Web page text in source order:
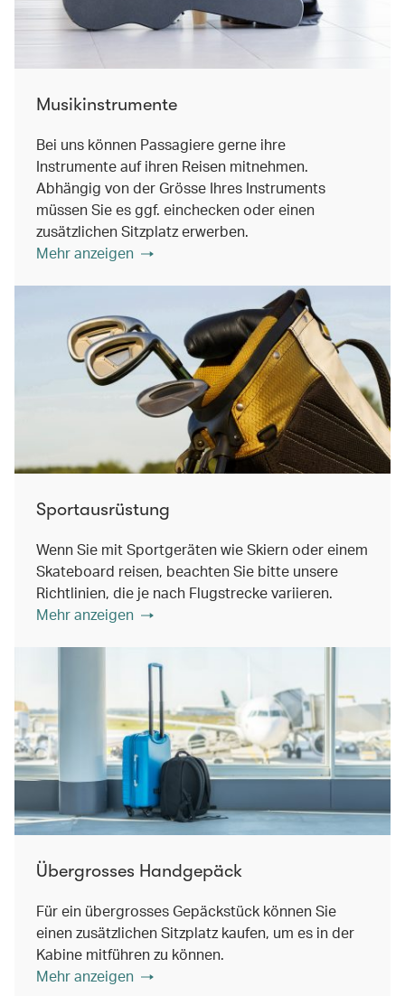
Musikinstrumente
Bei uns können Passagiere gerne ihre
Instrumente auf ihren Reisen mitnehmen.
Abhängig von der Grösse Ihres Instruments
müssen Sie es ggf. einchecken oder einen
zusätzlichen Sitzplatz erwerben.
Mehr anzeigen
Sportausrüstung
Wenn Sie mit Sportgeräten wie Skiern oder einem
Skateboard reisen, beachten Sie bitte unsere
Richtlinien, die je nach Flugstrecke variieren.
Mehr anzeigen
Übergrosses Handgepäck
Für ein übergrosses Gepäckstück können Sie
einen zusätzlichen Sitzplatz kaufen, um es in der
Kabine mitführen zu können.
Mehr anzeigen